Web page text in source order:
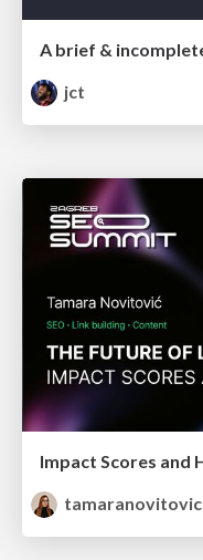
jct
tamaranovitovic